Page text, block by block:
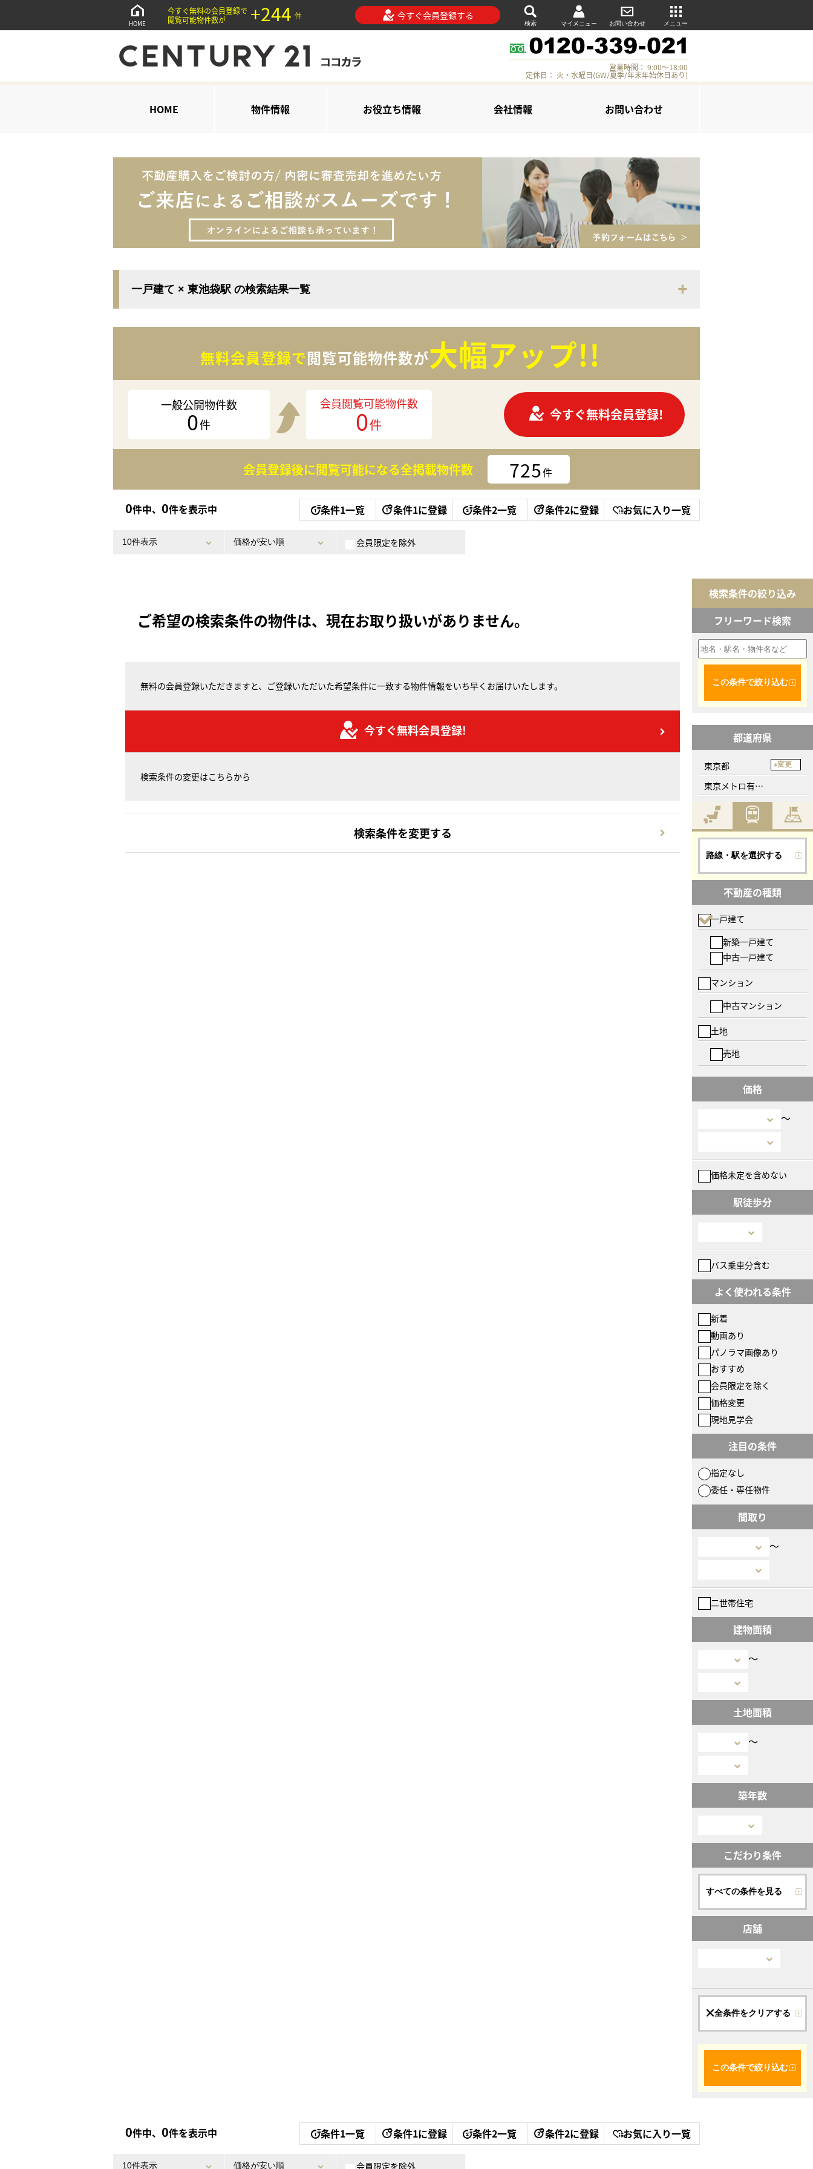
HOME
今すぐ無料の会員登録で
閲覧可能物件数が
+244 件 今すぐ会員登録する
検索 マイメニュー お問い合わせ メニュー
営業時間： 9:00～18:00
定休日： 火・水曜日(GW/夏季/年末年始休日あり)
HOME 物件情報 お役立ち情報 会社情報 お問い合わせ
一戸建て × 東池袋駅 の検索結果一覧
無料会員登録で閲覧可能物件数が大幅アップ!!
一般公開物件数
0件
会員閲覧可能物件数
0件
今すぐ無料会員登録!
会員登録後に閲覧可能になる全掲載物件数 725件
0件中、 0件を表示中 条件1一覧 条件1に登録 条件2一覧 条件2に登録 お気に入り一覧
会員限定を除外
ご希望の検索条件の物件は、現在お取り扱いがありません。
無料の会員登録いただきますと、ご登録いただいた希望条件に一致する物件情報をいち早くお届けいたします。
今すぐ無料会員登録!
検索条件の変更はこちらから
検索条件を変更する
検索条件の絞り込み
フリーワード検索
この条件で絞り込む
都道府県
東京都 変更
東京メトロ有楽町線、東池袋駅
路線・駅を選択する
不動産の種類
一戸建て
新築一戸建て
中古一戸建て
マンション
中古マンション
土地
売地
価格
〜
価格未定を含めない
駅徒歩分
バス乗車分含む
よく使われる条件
新着
動画あり
パノラマ画像あり
おすすめ
会員限定を除く
価格変更
現地見学会
注目の条件
指定なし
委任・専任物件
間取り
〜
二世帯住宅
建物面積
〜
土地面積
〜
築年数
こだわり条件
すべての条件を見る
店舗
全条件をクリアする
この条件で絞り込む
0件中、 0件を表示中 条件1一覧 条件1に登録 条件2一覧 条件2に登録 お気に入り一覧
会員限定を除外